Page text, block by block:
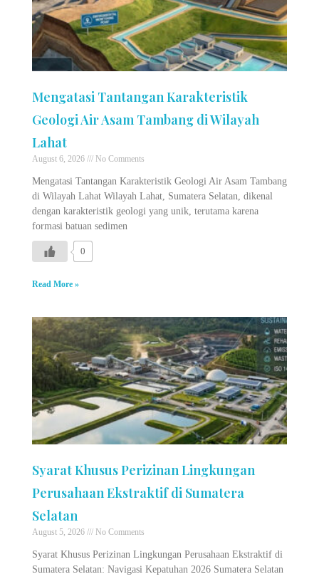
Mengatasi Tantangan Karakteristik
Geologi Air Asam Tambang di Wilayah
Lahat
August 6, 2026 No Comments
Mengatasi Tantangan Karakteristik Geologi Air Asam Tambang
di Wilayah Lahat Wilayah Lahat, Sumatera Selatan, dikenal
dengan karakteristik geologi yang unik, terutama karena
formasi batuan sedimen
0
Read More »
Syarat Khusus Perizinan Lingkungan
Perusahaan Ekstraktif di Sumatera
Selatan
August 5, 2026 No Comments
Syarat Khusus Perizinan Lingkungan Perusahaan Ekstraktif di
Sumatera Selatan: Navigasi Kepatuhan 2026 Sumatera Selatan